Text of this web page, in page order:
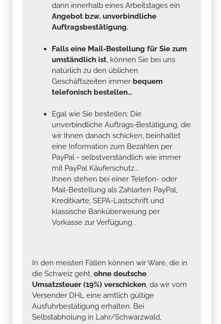
dann innerhalb eines Arbeitstages ein
Angebot bzw. unverbindliche
Auftragsbestätigung.
Falls eine Mail-Bestellung für Sie zum
umständlich ist, können Sie bei uns
natürlich zu den üblichen
Geschäftszeiten immer bequem
telefonisch bestellen...
Egal wie Sie bestellen: Die
unverbindliche Auftrags-Bestätigung, die
wir Ihnen danach schicken, beinhaltet
eine Information zum Bezahlen per
PayPal - selbstverständlich wie immer
mit PayPal Käuferschutz...
Ihnen stehen bei einer Telefon- oder
Mail-Bestellung als Zahlarten PayPal,
Kreditkarte, SEPA-Lastschrift und
klassische Banküberweiung per
Vorkasse zur Verfügung .
In den meisten Fällen können wir Ware, die in
die Schweiz geht, ohne deutsche
Umsatzsteuer (19%) verschicken, da wir vom
Versender DHL eine amtlich gültige
Ausfuhrbestätigung erhalten. Bei
Selbstabholung in Lahr/Schwarzwald,